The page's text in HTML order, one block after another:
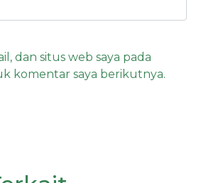
dan situs web saya pada
komentar saya berikutnya.